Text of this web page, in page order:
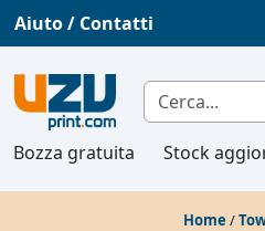
Aiuto / Contatti
Bozza gratuita Stock
Home /